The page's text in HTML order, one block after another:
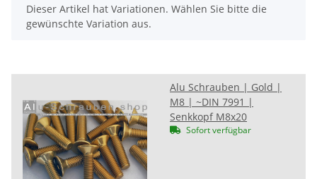
x
Dieser Artikel hat Variationen. Wählen Sie bitte die
gewünschte Variation aus.
Alu Schrauben | Gold |
M8 | ~DIN 7991 |
Senkkopf M8x20
Sofort verfügbar